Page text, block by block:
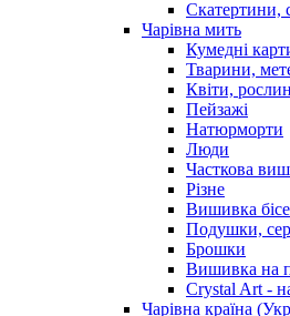
Скатертини,
Чарiвна мить
Кумедні
Тварини,
Квіти,
Пейзажі
Натюрморти
Люди
Часткова
Різне
Вишивка
Подушки,
Брошки
Вишивка на
Crystal Art -
Чарівна країна